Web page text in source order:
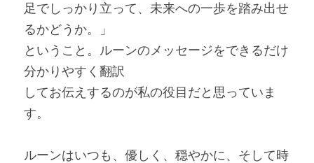
足でしっかり立って、未来への一歩を踏み出せ
るかどうか。」
ということ。ルーンのメッセージをできるだけ
分かりやすく翻訳
してお伝えするのが私の役目だと思っていま
す。
ルーンはいつも、優しく、穏やかに、そして時